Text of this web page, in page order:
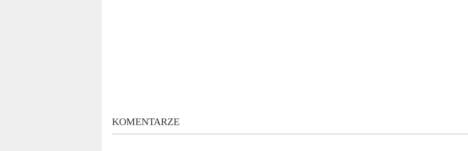
KOMENTARZE